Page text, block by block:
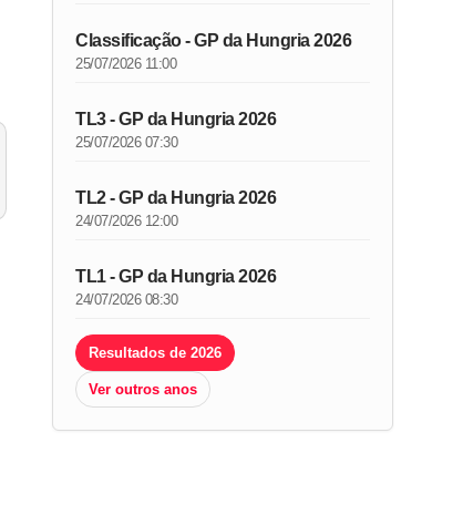
Classificação - GP da Hungria 2026
25/07/2026 11:00
TL3 - GP da Hungria 2026
25/07/2026 07:30
TL2 - GP da Hungria 2026
24/07/2026 12:00
TL1 - GP da Hungria 2026
24/07/2026 08:30
Resultados de 2026
Ver outros anos